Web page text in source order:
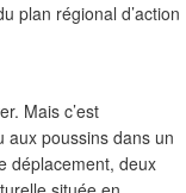
plan régional d’action
Mais c’est
aux poussins dans un
déplacement, deux